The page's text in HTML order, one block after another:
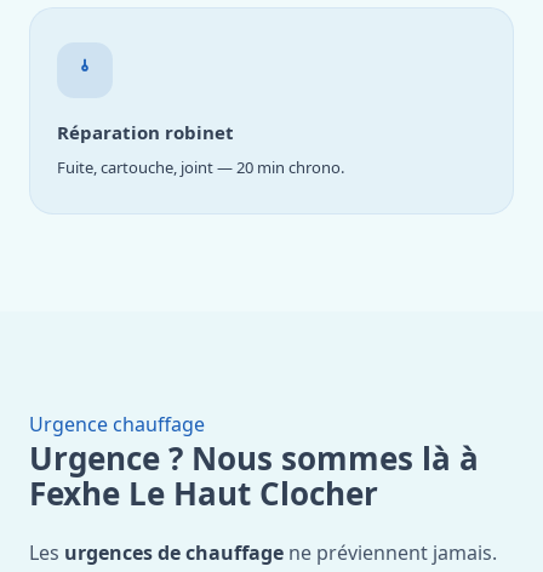
Réparation robinet
Fuite, cartouche, joint — 20 min chrono.
Urgence chauffage
Urgence ? Nous sommes là à
Fexhe Le Haut Clocher
Les urgences de chauffage ne préviennent jamais.